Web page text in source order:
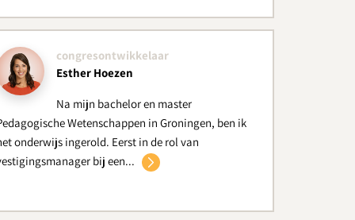
congresontwikkelaar
Esther Hoezen
Na mijn bachelor en master
Wetenschappen in Groningen, ben ik
onderwijs ingerold. Eerst in de rol van
bij een...